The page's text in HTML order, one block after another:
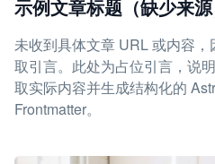
示例文章标题（缺少来源
未收到具体文章 URL 或内容
取引言。此处为占位引言，说
取实际内容并生成结构化的
Frontmatter。